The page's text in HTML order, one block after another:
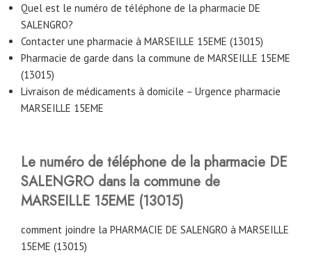
Quel est le numéro de téléphone de la pharmacie DE
SALENGRO?
Contacter une pharmacie à MARSEILLE 15EME (13015)
Pharmacie de garde dans la commune de MARSEILLE 15EME
(13015)
Livraison de médicaments à domicile – Urgence pharmacie
MARSEILLE 15EME
Le numéro de téléphone de la pharmacie DE
SALENGRO dans la commune de
MARSEILLE 15EME (13015)
comment joindre la PHARMACIE DE SALENGRO à MARSEILLE
15EME (13015)